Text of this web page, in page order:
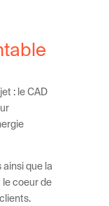
: le CAD
que la
coeur de